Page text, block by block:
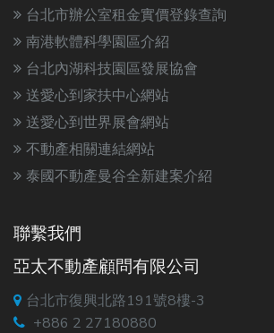
台北市辦公室租金實價登錄查詢
南港軟體科學園區介紹
台北內湖科技園區發展協會
送愛心到家扶中心網站
送愛心到世界展會網站
不動產相關連結網站
泰國不動產曼谷全新建案介紹
聯繫我們
亞太不動產顧問有限公司
台北市復興北路191號8樓-3
+886 2 27180880